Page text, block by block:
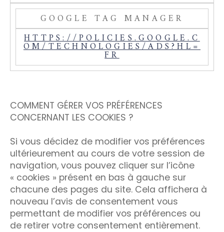
GOOGLE TAG MANAGER
HTTPS://POLICIES.GOOGLE.C
OM/TECHNOLOGIES/ADS?HL=
FR
COMMENT GÉRER VOS PRÉFÉRENCES
CONCERNANT LES COOKIES ?
Si vous décidez de modifier vos préférences
ultérieurement au cours de votre session de
navigation, vous pouvez cliquer sur l’icône
« cookies » présent en bas à gauche sur
chacune des pages du site. Cela affichera à
nouveau l’avis de consentement vous
permettant de modifier vos préférences ou
de retirer votre consentement entièrement.